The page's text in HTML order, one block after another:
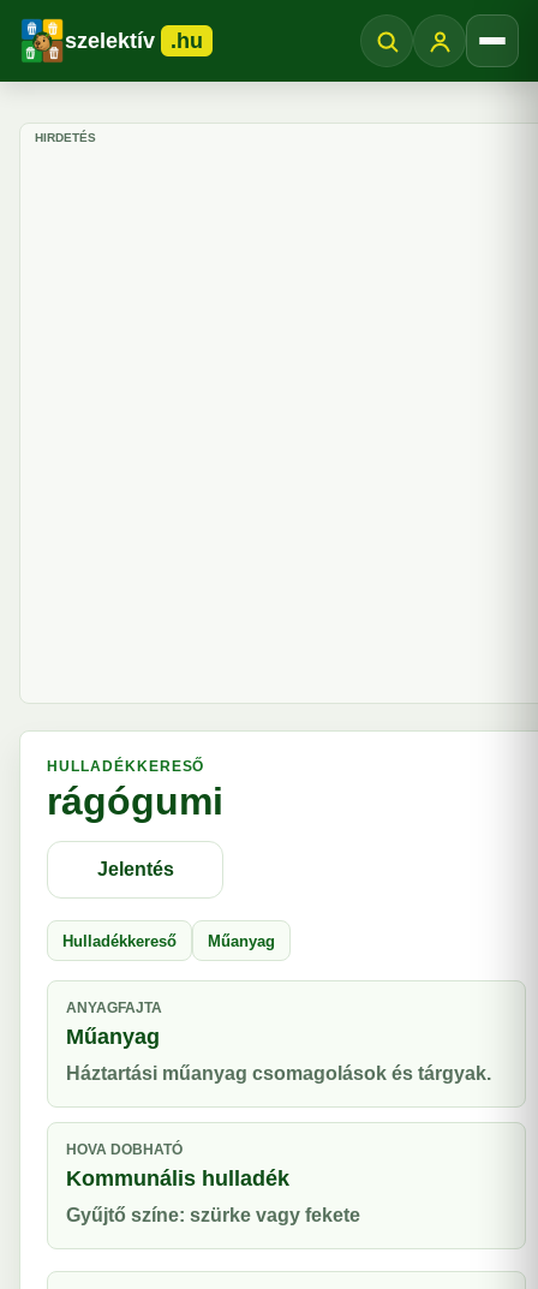
szelektív .hu
HIRDETÉS
HULLADÉKKERESŐ
rágógumi
Jelentés
Hulladékkereső Műanyag
ANYAGFAJTA
Műanyag
Háztartási műanyag csomagolások és tárgyak.
HOVA DOBHATÓ
Kommunális hulladék
Gyűjtő színe: szürke vagy fekete